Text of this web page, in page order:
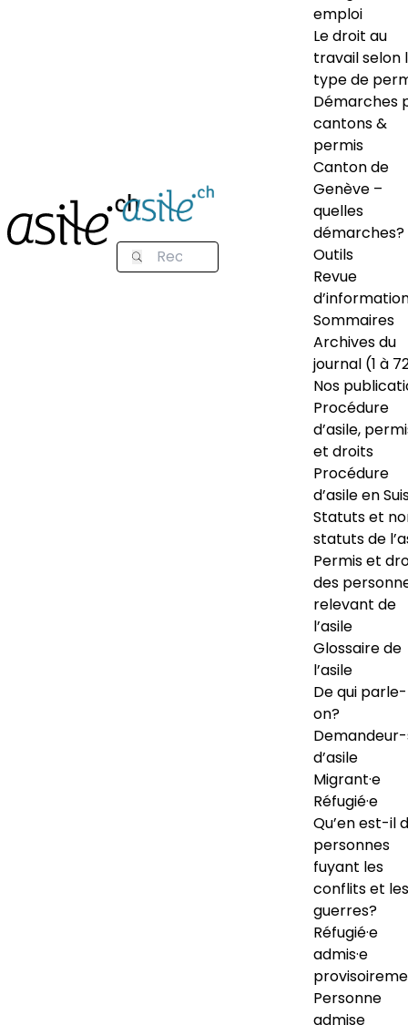
emploi
Le droit au
travail selon
type de
Démarches
cantons &
permis
Canton de
Genève –
quelles
démarches?
Outils
Revue
Sommaires
Archives du
journal (1 à
Nos
Procédure
d’asile,
et droits
Procédure
d’asile en
Statuts et
statuts de
Permis et
des
relevant de
l’asile
Glossaire de
l’asile
De qui
on?
d’asile
Migrant·e
Réfugié·e
Qu’en est-il
personnes
fuyant les
conflits et les
guerres?
Réfugié·e
admis·e
Personne
admise